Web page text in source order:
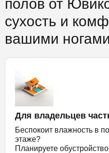
полов от
сухость и
вашими ногами
Для владельцев
Беспокоит влажность в
этаже?
Планируете